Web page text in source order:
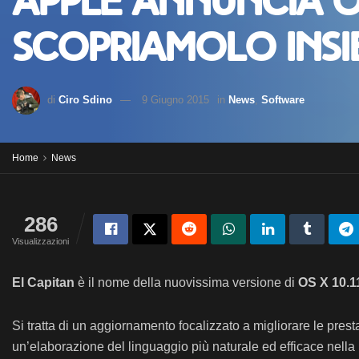
scopriamolo
di Ciro Sdino 9 Giugno 2015 in News Software
Home News
286
Visualizzazioni
El Capitan è il nome della nuovissima versione di OS X
Si tratta di un aggiornamento focalizzato a migliorare le
un’elaborazione del linguaggio più naturale ed efficace